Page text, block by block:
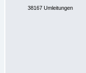
38167 Umleitungen